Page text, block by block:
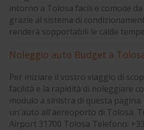
intorno a Tolosa facili e comode
grazie al sistema di
renderà sopportabili le calde
Noleggio auto Budget a
Per iniziare il vostro viaggio di
facilità e la rapidità di noleggiare
modulo a sinistra di questa
un'auto all'aereoporto di Tolosa.
Airport 31700 Tolosa Telefono: